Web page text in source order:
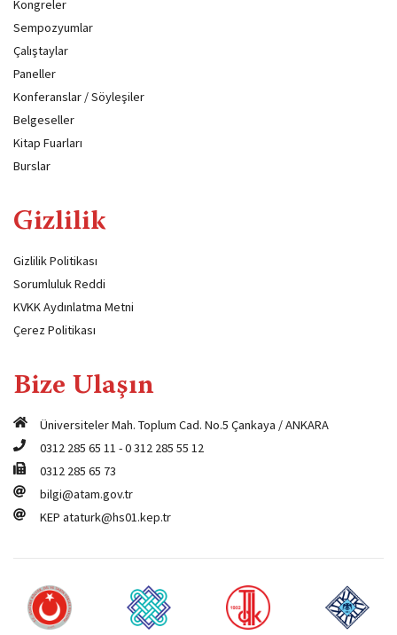
Kongreler
Sempozyumlar
Çalıştaylar
Paneller
Konferanslar / Söyleşiler
Belgeseller
Kitap Fuarları
Burslar
Gizlilik
Gizlilik Politikası
Sorumluluk Reddi
KVKK Aydınlatma Metni
Çerez Politikası
Bize Ulaşın
Üniversiteler Mah. Toplum Cad. No.5 Çankaya / ANKARA
0312 285 65 11 -0 312 285 55 12
0312 285 65 73
bilgi@atam.gov.tr
KEP ataturk@hs01.kep.tr